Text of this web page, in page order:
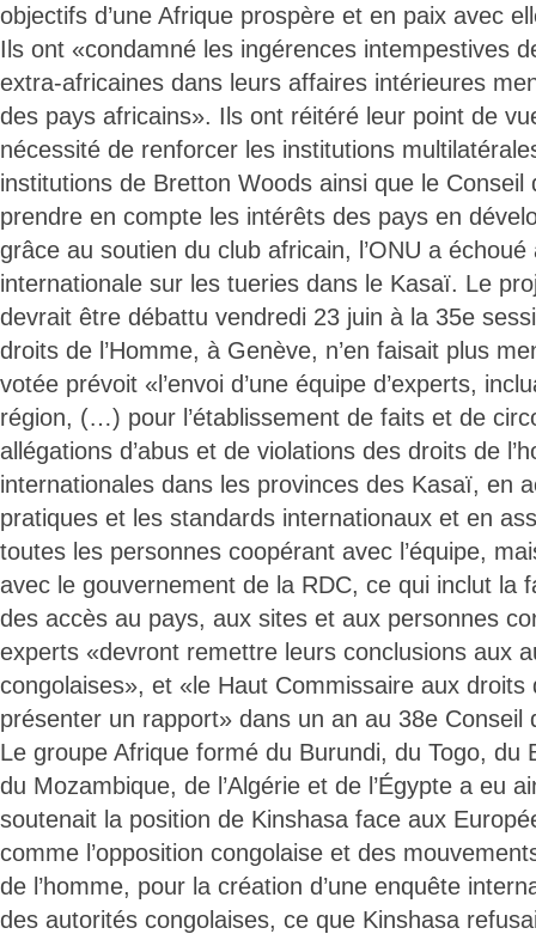
objectifs d’une Afrique prospère et en paix avec
Ils ont «condamné les ingérences intempestives
extra-africaines dans leurs affaires intérieures
des pays africains». Ils ont réitéré leur point de
nécessité de renforcer les institutions
institutions de Bretton Woods ainsi que le Conseil
prendre en compte les intérêts des pays en
grâce au soutien du club africain, l’ONU a
internationale sur les tueries dans le Kasaï. Le
devrait être débattu vendredi 23 juin à la 35e
droits de l’Homme, à Genève, n’en faisait plus
votée prévoit «l’envoi d’une équipe d’experts,
région, (…) pour l’établissement de faits et de
allégations d’abus et de violations des droits de
internationales dans les provinces des Kasaï, en
pratiques et les standards internationaux et en
toutes les personnes coopérant avec l’équipe,
avec le gouvernement de la RDC, ce qui inclut la
des accès au pays, aux sites et aux personnes
experts «devront remettre leurs conclusions aux
congolaises», et «le Haut Commissaire aux droits
présenter un rapport» dans un an au 38e Conseil
Le groupe Afrique formé du Burundi, du Togo, du
du Mozambique, de l’Algérie et de l’Égypte a eu
soutenait la position de Kinshasa face aux
comme l’opposition congolaise et des
de l’homme, pour la création d’une enquête
des autorités congolaises, ce que Kinshasa